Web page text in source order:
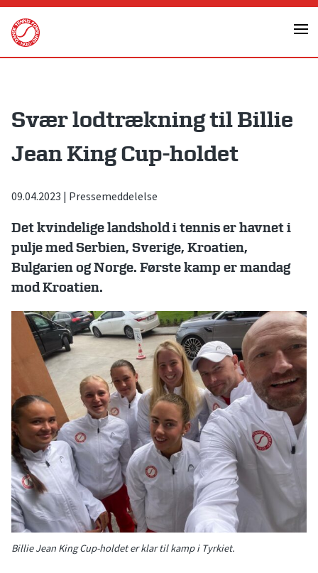
Skip
content
Svær lodtrækning til Billie
Jean King Cup-holdet
09.04.2023 | Pressemeddelelse
Det kvindelige landshold i tennis er havnet i
pulje med Serbien, Sverige, Kroatien,
Bulgarien og Norge. Første kamp er mandag
mod Kroatien.
Billie Jean King Cup-holdet er klar til kamp i Tyrkiet.